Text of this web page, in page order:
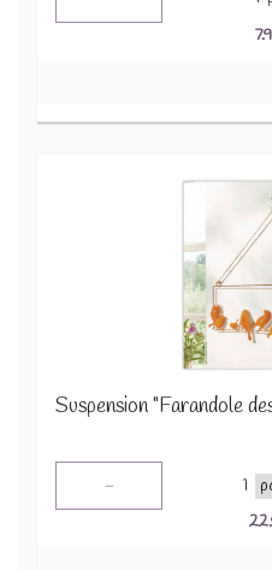
7.9
Suspension "Farandole
- 1